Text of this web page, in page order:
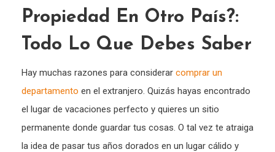
Propiedad En Otro País?:
Todo Lo Que Debes Saber
Hay muchas razones para considerar comprar un
departamento en el extranjero. Quizás hayas encontrado
el lugar de vacaciones perfecto y quieres un sitio
permanente donde guardar tus cosas. O tal vez te atraiga
la idea de pasar tus años dorados en un lugar cálido y